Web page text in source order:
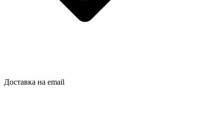
Доставка на email